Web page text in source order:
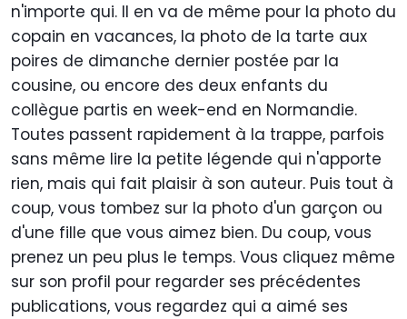
n'importe qui. Il en va de même pour la photo du
copain en vacances, la photo de la tarte aux
poires de dimanche dernier postée par la
cousine, ou encore des deux enfants du
collègue partis en week-end en Normandie.
Toutes passent rapidement à la trappe, parfois
sans même lire la petite légende qui n'apporte
rien, mais qui fait plaisir à son auteur. Puis tout à
coup, vous tombez sur la photo d'un garçon ou
d'une fille que vous aimez bien. Du coup, vous
prenez un peu plus le temps. Vous cliquez même
sur son profil pour regarder ses précédentes
publications, vous regardez qui a aimé ses